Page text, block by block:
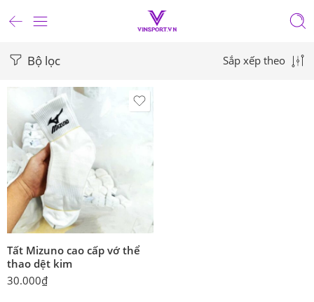
Bộ lọc Sắp xếp theo
Tất Mizuno cao cấp vớ thể
thao dệt kim
30.000₫